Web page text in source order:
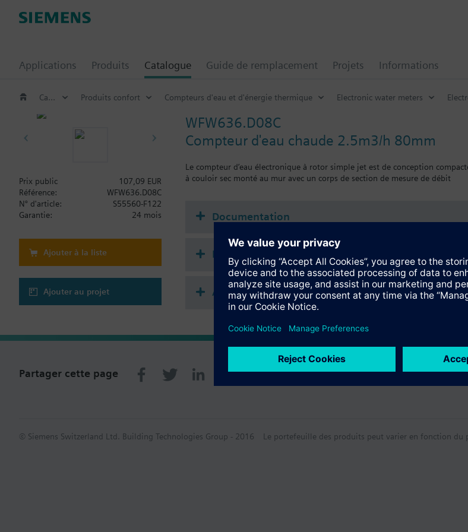
Applications Produits Catalogue Guide de remplacement Projets Informations
Catalogue Produits confort Compteurs d'eau et d'énergie thermique Electronic water meters
WFW636.D08C
Compteur d'eau chaude 2.5m3/h 80mm
Le compteur d’eau électronique à rotor simple jet est de conception
à couloir sec monté au mur avec un corps de section de mesure de débit
Prix public
107,09 EUR
Référence:
WFW636.D08C
N° d'article:
S55560-F122
Garantie:
24 mois
Ajouter à la liste
Ajouter au projet
Documentation
Récapitulatif technique
Accessoires multiples
Partager cette page
© Siemens Switzerland Ltd. Building Technologies Group - 2016 Le portefeuille des produits peut varier en fonction du